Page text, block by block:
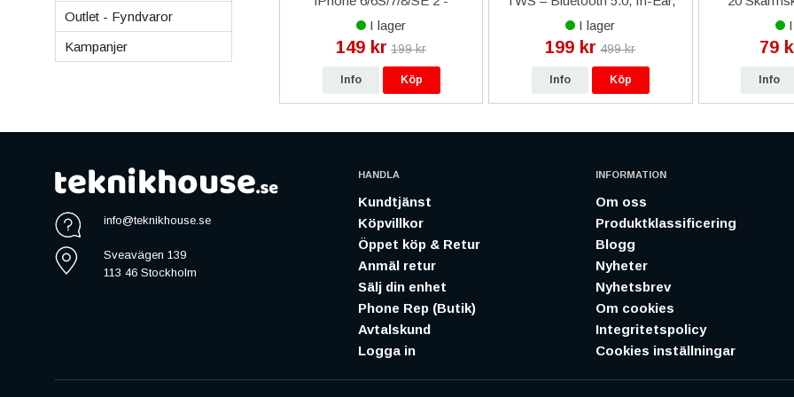
Outlet - Fyndvaror
Kampanjer
I lager
Blommig Marmor
I lager
149 kr 199 kr
Info Köp
Laddningsetui - Vit
I lager
199 kr 499 kr
Info Köp
Black
I
79
Info
info@teknikhouse.se
Sveavägen 139
113 46 Stockholm
HANDLA
Kundtjänst
Köpvillkor
Öppet köp & Retur
Anmäl retur
Sälj din enhet
Phone Rep (Butik)
Avtalskund
Logga in
INFORMATION
Om oss
Produktklassificering
Blogg
Nyheter
Nyhetsbrev
Om cookies
Integritetspolicy
Cookies inställningar